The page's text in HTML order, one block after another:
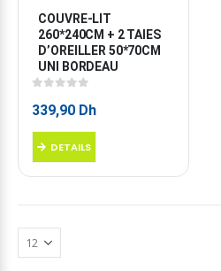
COUVRE-LIT
260*240CM + 2 TAIES
D’OREILLER 50*70CM
UNI BORDEAU
339,90 Dh
DETAILS